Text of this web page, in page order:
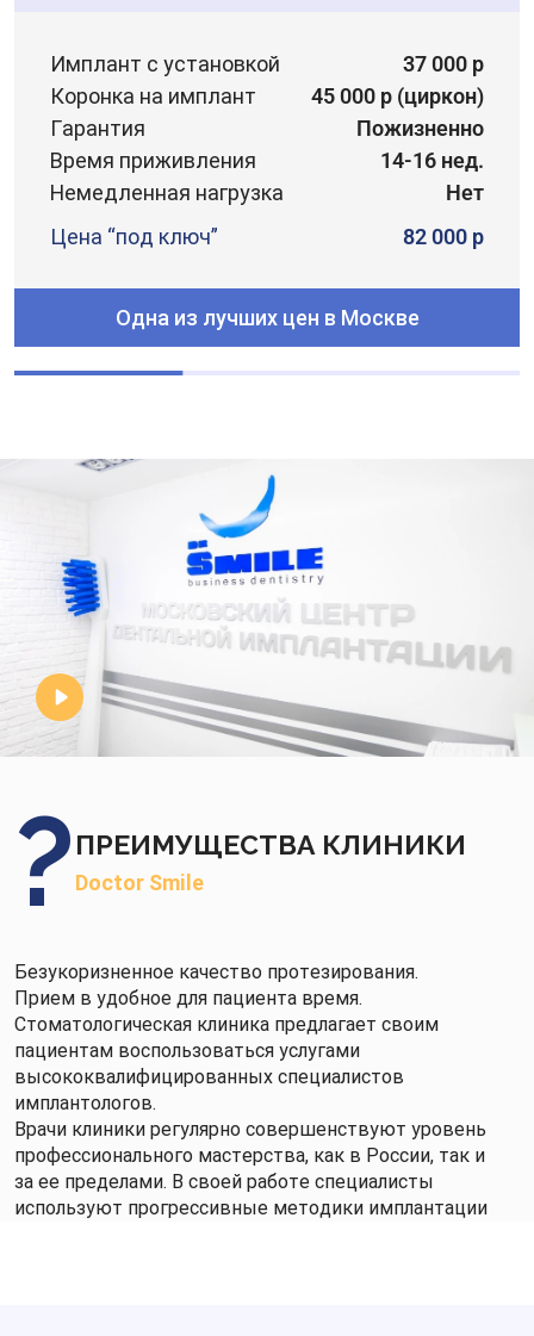
Имплант с установкой
37 000 р
Коронка на имплант
45 000 р (циркон)
Гарантия
Пожизненно
Время приживления
14-16 нед.
Немедленная нагрузка
Нет
Цена “под ключ”
82 000 р
Одна из лучших цен в Москве
ПРЕИМУЩЕСТВА КЛИНИКИ
Doctor Smile
Безукоризненное качество протезирования.
Прием в удобное для пациента время.
Стоматологическая клиника предлагает своим
пациентам воспользоваться услугами
высококвалифицированных специалистов
имплантологов.
Врачи клиники регулярно совершенствуют уровень
профессионального мастерства, как в России, так и
за ее пределами. В своей работе специалисты
используют прогрессивные методики имплантации